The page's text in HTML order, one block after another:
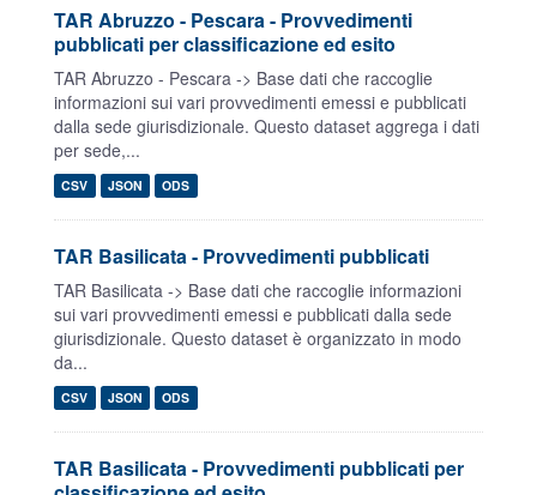
TAR Abruzzo - Pescara - Provvedimenti
pubblicati per classificazione ed esito
TAR Abruzzo - Pescara -> Base dati che raccoglie
informazioni sui vari provvedimenti emessi e pubblicati
dalla sede giurisdizionale. Questo dataset aggrega i dati
per sede,...
CSV JSON ODS
TAR Basilicata - Provvedimenti pubblicati
TAR Basilicata -> Base dati che raccoglie informazioni
sui vari provvedimenti emessi e pubblicati dalla sede
giurisdizionale. Questo dataset è organizzato in modo
da...
CSV JSON ODS
TAR Basilicata - Provvedimenti pubblicati per